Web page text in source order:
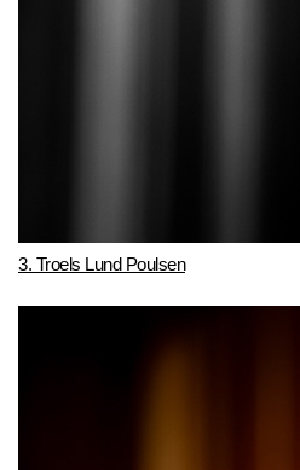
3. Troels Lund Poulsen